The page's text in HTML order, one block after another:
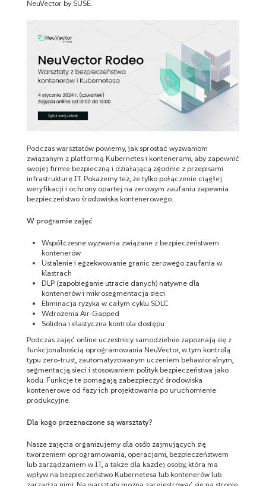
NeuVector by SUSE.
Podczas warsztatów powiemy, jak sprostać wyzwaniom
związanym z platformą Kubernetes i kontenerami, aby zapewnić
swojej firmie bezpieczną i działającą zgodnie z przepisami
infrastrukturę IT. Pokażemy też, że tylko połączenie ciągłej
weryfikacji i ochrony opartej na zerowym zaufaniu zapewnia
bezpieczeństwo środowiska kontenerowego.
W programie zajęć
Współczesne wyzwania związane z bezpieczeństwem
kontenerów
Ustalenie i egzekwowanie granic zerowego zaufania w
klastrach
DLP (zapobieganie utracie danych) natywne dla
kontenerów i mikrosegmentacja sieci
Eliminacja ryzyka w całym cyklu SDLC
Wdrożenia Air-Gapped
Solidna i elastyczna kontrola dostępu
Podczas zajęć online uczestnicy samodzielnie zapoznają się z
funkcjonalnością oprogramowania NeuVector, w tym kontrolą
typu zero-trust, zautomatyzowanym uczeniem behawioralnym,
segmentacją sieci i stosowaniem polityk bezpieczeństwa jako
kodu. Funkcje te pomagają zabezpieczyć środowiska
kontenerowe od fazy ich projektowania po uruchomienie
produkcyjne.
Dla kogo przeznaczone są warsztaty?
Nasze zajęcia organizujemy dla osób zajmujących się
tworzeniem oprogramowania, operacjami, bezpieczeństwem
lub zarządzaniem w IT, a także dla każdej osoby, która ma
wpływ na bezpieczeństwo Kubernetesa lub kontenerów lub